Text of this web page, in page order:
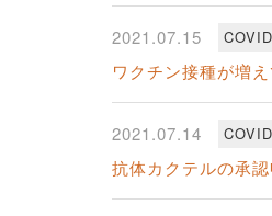
2021.07.15
ワクチン接種が増
2021.07.14
抗体カクテルの承